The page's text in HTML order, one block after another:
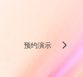
预约演示